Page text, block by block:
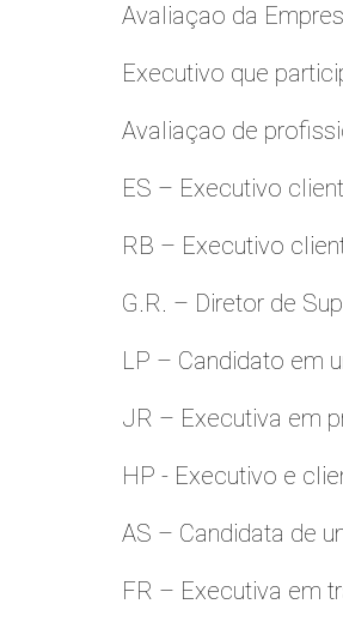
Avaliaçao da
Executivo que
Avaliaçao de
ES – Executivo
RB – Executivo
G.R. – Diretor de
LP – Candidato em
JR – Executiva em
HP - Executivo e
AS – Candidata de
FR – Executiva em